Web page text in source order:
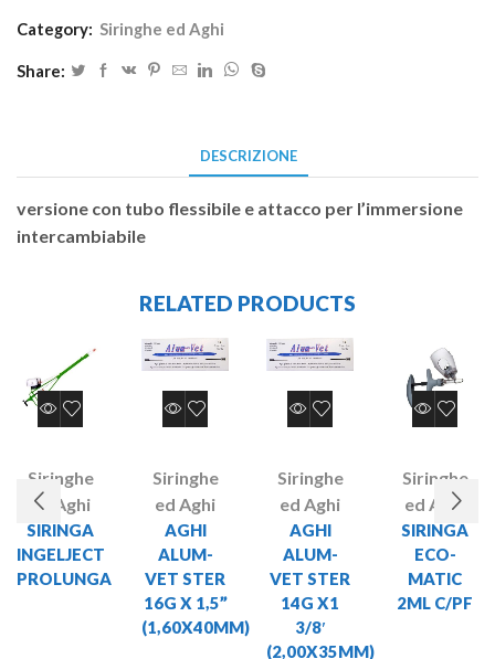
Category: Siringhe ed Aghi
Share:
DESCRIZIONE
versione con tubo flessibile e attacco per l’immersione
intercambiabile
RELATED PRODUCTS
Siringhe
ed Aghi
SIRINGA
INGELJECT
PROLUNGA
Siringhe
ed Aghi
AGHI
ALUM-
VET STER
16G X 1,5”
(1,60X40MM)
Siringhe
ed Aghi
AGHI
ALUM-
VET STER
14G X1
3/8′
(2,00X35MM)
Siringhe
ed Aghi
SIRINGA
ECO-
MATIC
2ML C/PF